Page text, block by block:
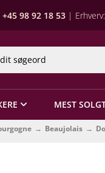
+45 98 92 18 53 | Erhverv:
MEST
Beaujolais